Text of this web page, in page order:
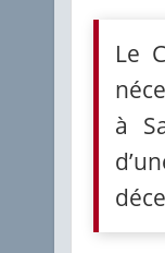
Le
à